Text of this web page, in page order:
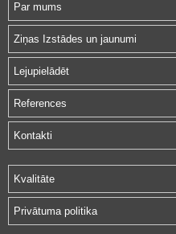
Par mums
Ziņas Izstādes un jaunumi
Lejupielādēt
References
Kontakti
Kvalitāte
Privātuma politika